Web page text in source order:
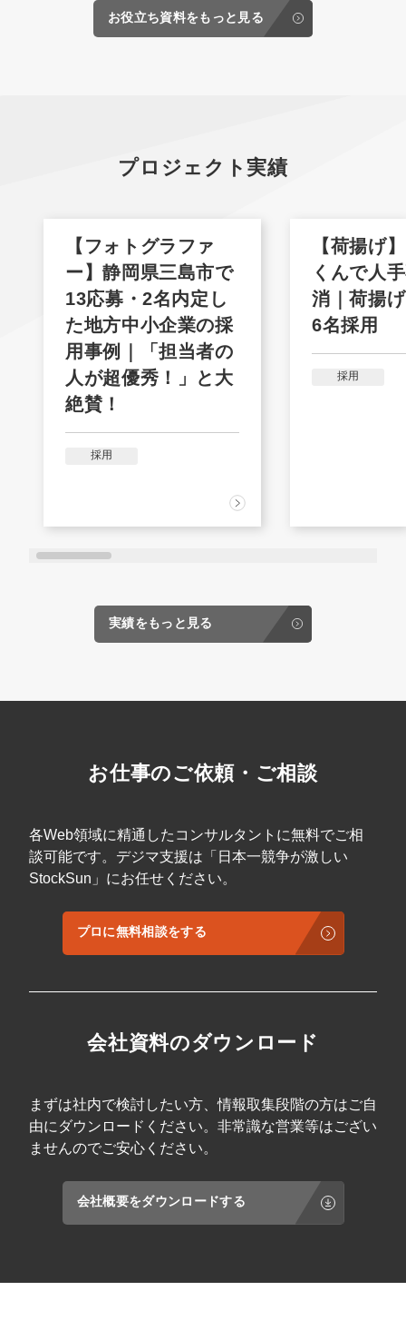
お役立ち資料をもっと見る
プロジェクト実績
【フォトグラファ
ー】静岡県三島市で
13応募・2名内定し
た地方中小企業の採
用事例｜「担当者の
人が超優秀！」と大
絶賛！
採用
【荷揚げ
くんで人
消｜荷揚
6名採用
採用
実績をもっと見る
お仕事のご依頼・ご相談
各Web領域に精通したコンサルタントに無料でご相
談可能です。デジマ支援は「日本一競争が激しい
StockSun」にお任せください。
プロに無料相談をする
会社資料のダウンロード
まずは社内で検討したい方、情報取集段階の方はご自
由にダウンロードください。非常識な営業等はござい
ませんのでご安心ください。
会社概要をダウンロードする